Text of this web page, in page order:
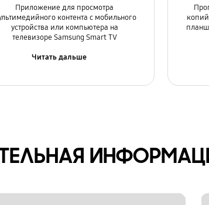
Приложение для просмотра
контента с мобильного
устройства или компьютера на
телевизоре Samsung Smart TV
Читать дальше